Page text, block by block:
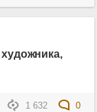
1 632
0